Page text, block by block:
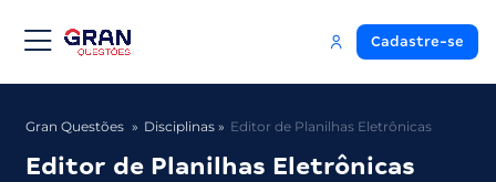
Cadastre-se
Gran Questões Disciplinas Editor de Planilhas Eletrônicas
Editor de Planilhas Eletrônicas